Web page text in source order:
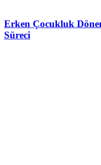
Erken Çocukluk
Süreci